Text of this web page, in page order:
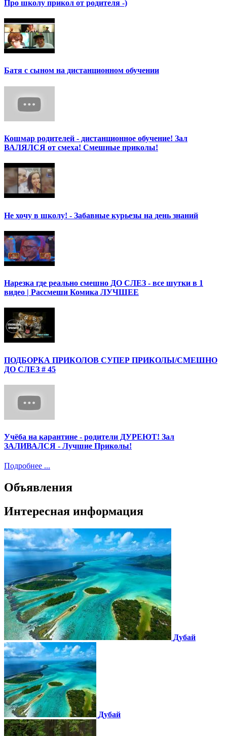
Про школу прикол от родителя -)
Батя с сыном на дистанционном обучении
Кошмар родителей - дистанционное обучение! Зал
ВАЛЯЛСЯ от смеха! Смешные приколы!
Не хочу в школу! - Забавные курьезы на день знаний
Нарезка где реально смешно ДО СЛЕЗ - все шутки в 1
видео | Рассмеши Комика ЛУЧШЕЕ
ПОДБОРКА ПРИКОЛОВ СУПЕР ПРИКОЛЫ/СМЕШНО
ДО СЛЕЗ # 45
Учёба на карантине - родители ДУРЕЮТ! Зал
ЗАЛИВАЛСЯ - Лучшие Приколы!
Подробнее ...
Объявления
Интересная информация
Дубай
Дубай